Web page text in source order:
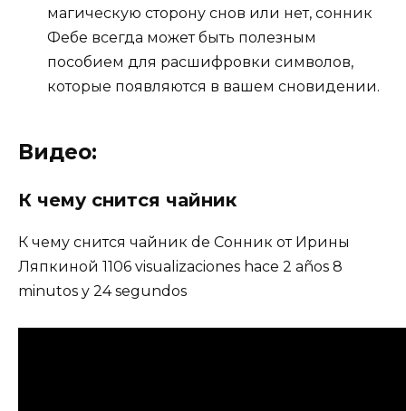
магическую сторону снов или нет, сонник
Фебе всегда может быть полезным
пособием для расшифровки символов,
которые появляются в вашем сновидении.
Видео:
К чему снится чайник
К чему снится чайник de Сонник от Ирины
Ляпкиной 1106 visualizaciones hace 2 años 8
minutos y 24 segundos